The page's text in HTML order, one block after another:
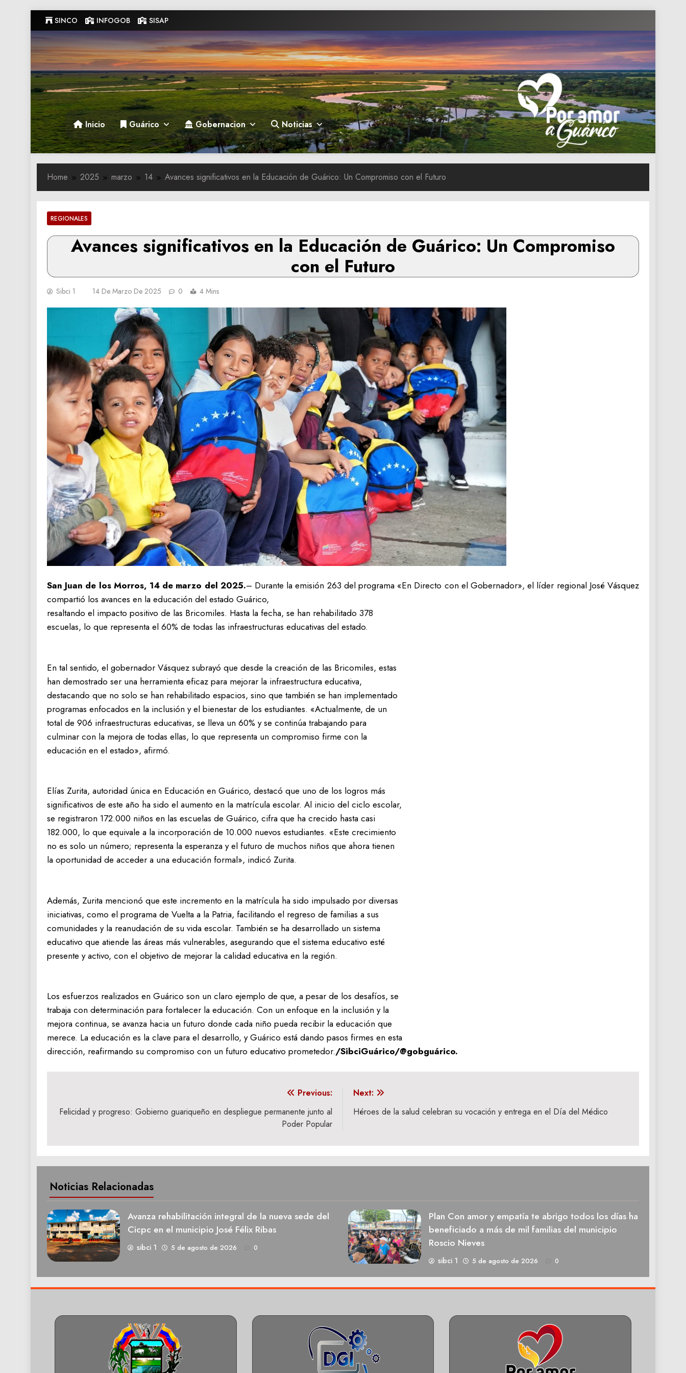
to
content
SINCO INFOGOB SISAP
Gobernacion de Guarico
Gobernacion de Guarico
Inicio Guárico Gobernacion Noticias
Home 2025 marzo 14 Avances significativos en la Educación de Guárico: Un Compromiso con el Futuro
REGIONALES
Avances significativos en la Educación de Guárico: Un Compromiso
con el Futuro
Sibci 1 14 De Marzo De 2025 0 4 Mins
San Juan de los Morros, 14 de marzo del 2025.– Durante la emisión 263 del programa «En Directo con el Gobernador», el líder regional José Vásquez
compartió los avances en la educación del estado Guárico,
resaltando el impacto positivo de las Bricomiles. Hasta la fecha, se han rehabilitado 378
escuelas, lo que representa el 60% de todas las infraestructuras educativas del estado.
En tal sentido, el gobernador Vásquez subrayó que desde la creación de las Bricomiles, estas
han demostrado ser una herramienta eficaz para mejorar la infraestructura educativa,
destacando que no solo se han rehabilitado espacios, sino que también se han implementado
programas enfocados en la inclusión y el bienestar de los estudiantes. «Actualmente, de un
total de 906 infraestructuras educativas, se lleva un 60% y se continúa trabajando para
culminar con la mejora de todas ellas, lo que representa un compromiso firme con la
educación en el estado», afirmó.
Elías Zurita, autoridad única en Educación en Guárico, destacó que uno de los logros más
significativos de este año ha sido el aumento en la matrícula escolar. Al inicio del ciclo escolar,
se registraron 172.000 niños en las escuelas de Guárico, cifra que ha crecido hasta casi
182.000, lo que equivale a la incorporación de 10.000 nuevos estudiantes. «Este crecimiento
no es solo un número; representa la esperanza y el futuro de muchos niños que ahora tienen
la oportunidad de acceder a una educación formal», indicó Zurita.
Además, Zurita mencionó que este incremento en la matrícula ha sido impulsado por diversas
iniciativas, como el programa de Vuelta a la Patria, facilitando el regreso de familias a sus
comunidades y la reanudación de su vida escolar. También se ha desarrollado un sistema
educativo que atiende las áreas más vulnerables, asegurando que el sistema educativo esté
presente y activo, con el objetivo de mejorar la calidad educativa en la región.
Los esfuerzos realizados en Guárico son un claro ejemplo de que, a pesar de los desafíos, se
trabaja con determinación para fortalecer la educación. Con un enfoque en la inclusión y la
mejora continua, se avanza hacia un futuro donde cada niño pueda recibir la educación que
merece. La educación es la clave para el desarrollo, y Guárico está dando pasos firmes en esta
dirección, reafirmando su compromiso con un futuro educativo prometedor./SibciGuárico/@gobguárico.
de
Previous:
Felicidad y progreso: Gobierno guariqueño en despliegue permanente junto al
Poder Popular
Next:
Héroes de la salud celebran su vocación y entrega en el Día del Médico
Noticias Relacionadas
Avanza rehabilitación integral de la nueva sede del
Cicpc en el municipio José Félix Ribas
sibci 1 5 de agosto de 2026 0
Plan Con amor y empatía te abrigo todos los días ha
beneficiado a más de mil familias del municipio
Roscio Nieves
sibci 1 5 de agosto de 2026 0